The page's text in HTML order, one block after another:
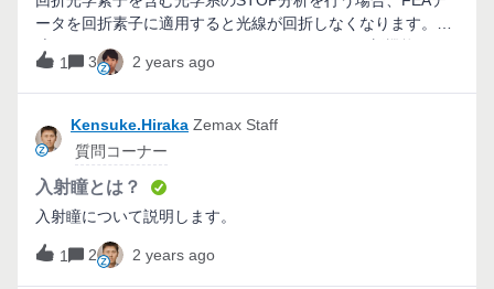
ータを回折素子に適用すると光線が回折しなくなります。完
璧なソリューションではありませんが、STRAの新機能を用
いた対応方法をご紹介します。
1 3 2 years ago
Kensuke.Hiraka Zemax Staff
質問コーナー
入射瞳とは？
入射瞳について説明します。
1 2 2 years ago